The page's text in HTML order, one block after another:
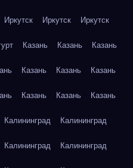
Иркутск Иркутск Иркутск
Казань Казань Казань
Казань Казань Казань
Казань Казань Казань
Калининград Калининград
Калининград Калининград